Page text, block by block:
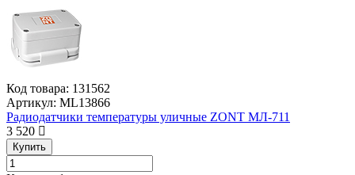
Код товара: 131562
Артикул: ML13866
Радиодатчики температуры уличные ZONT МЛ-711
3 520
Купить